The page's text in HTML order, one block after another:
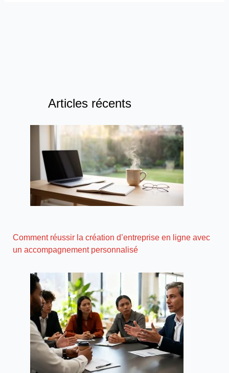
Articles récents
Comment réussir la création d’entreprise en ligne avec
un accompagnement personnalisé